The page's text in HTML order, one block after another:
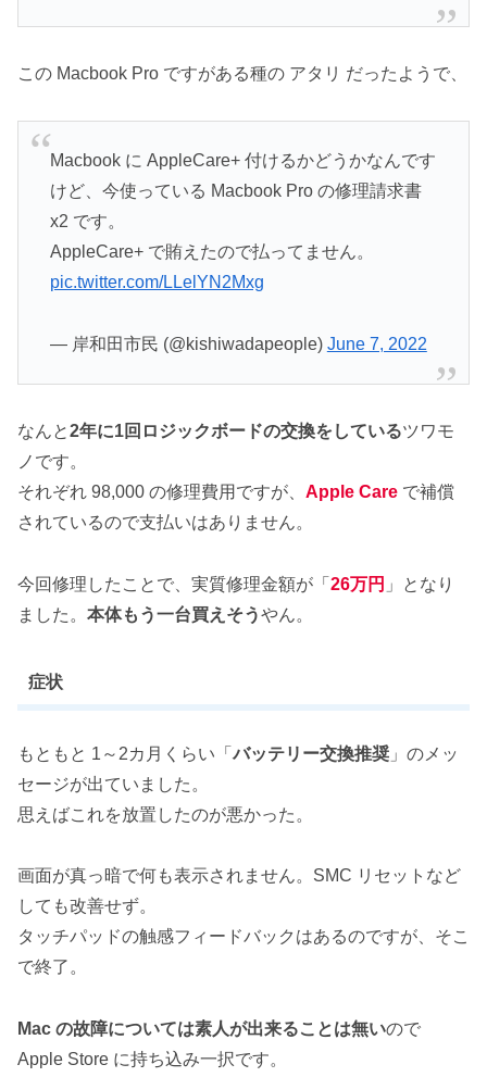
この Macbook Pro ですがある種の アタリ だったようで、
Macbook に AppleCare+ 付けるかどうかなんです
けど、今使っている Macbook Pro の修理請求書
x2 です。
AppleCare+ で賄えたので払ってません。
pic.twitter.com/LLelYN2Mxg
— 岸和田市民 (@kishiwadapeople) June 7, 2022
なんと2年に1回ロジックボードの交換をしているツワモ
ノです。
それぞれ 98,000 の修理費用ですが、 Apple Care で補償
されているので支払いはありません。
今回修理したことで、実質修理金額が「 26万円 」となり
ました。 本体もう一台買えそうやん。
症状
もともと 1～2カ月くらい「 バッテリー交換推奨 」のメッ
セージが出ていました。
思えばこれを放置したのが悪かった。
画面が真っ暗で何も表示されません。SMC リセットなど
しても改善せず。
タッチパッドの触感フィードバックはあるのですが、そこ
で終了。
Mac の故障については素人が出来ることは無いので
Apple Store に持ち込み一択です。